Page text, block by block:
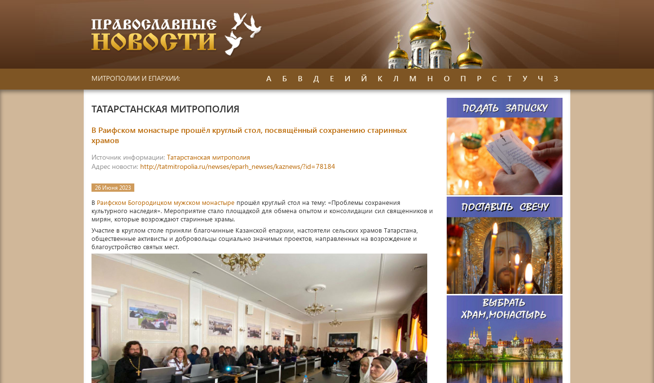
МИТРОПОЛИИ И ЕПАРХИИ: А Б В Д Е И Й К Л М Н О П Р С Т У Ч З
ТАТАРСТАНСКАЯ МИТРОПОЛИЯ
В Раифском монастыре прошёл круглый стол, посвящённый сохранению старинных
храмов
Источник информации: Татарстанская митрополия
Адрес новости: http://tatmitropolia.ru/newses/eparh_newses/kaznews/?id=78184
26 Июня 2023
В Раифском Богородицком мужском монастыре прошёл круглый стол на тему: «Проблемы сохранения
культурного наследия». Мероприятие стало площадкой для обмена опытом и консолидации сил священников и
мирян, которые возрождают старинные храмы.
Участие в круглом столе приняли благочинные Казанской епархии, настоятели сельских храмов Татарстана,
общественные активисты и добровольцы социально значимых проектов, направленных на возрождение и
благоустройство святых мест.